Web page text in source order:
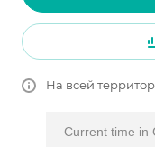
На всей
Current time in